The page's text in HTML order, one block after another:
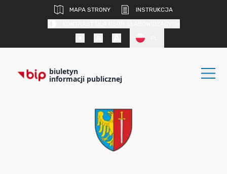
MAPA STRONY
INSTRUKCJA
biuletyn
informacji publicznej